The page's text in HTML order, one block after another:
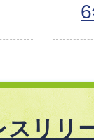
スリリ